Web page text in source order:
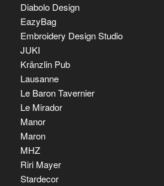
Diabolo Design
EazyBag
Embroidery Design Studio
JUKI
Kränzlin Pub
Lausanne
Le Baron Tavernier
Le Mirador
Manor
Maron
MHZ
Riri Mayer
Stardecor